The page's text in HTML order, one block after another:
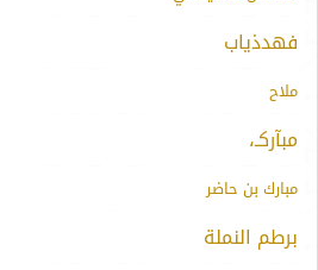
فهدذياب
ملاح
مبآركـ،
مبارك بن حاضر
برطم النملة